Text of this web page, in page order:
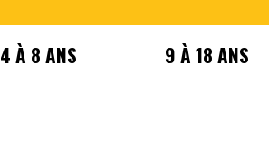
4 À 8 ANS 9 À 18 ANS